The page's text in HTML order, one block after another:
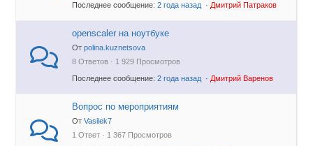
Последнее сообщение:2 года назад · Дмитрий Патраков
openscaler на ноутбуке
Отpolina.kuznetsova
8 Ответов · 1 929 Просмотров
Последнее сообщение:2 года назад · Дмитрий Варенов
Вопрос по мероприятиям
ОтVasilek7
1 Ответ · 1 367 Просмотров